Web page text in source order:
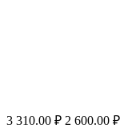
3 310.00 ₽ 2 600.00 ₽